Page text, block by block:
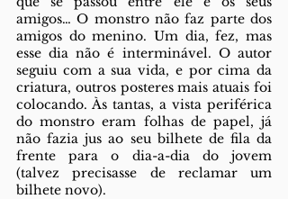
amigos… O monstro não faz parte dos
amigos do menino. Um dia, fez, mas
esse dia não é interminável. O autor
seguiu com a sua vida, e por cima da
criatura, outros posteres mais atuais foi
colocando. Às tantas, a vista periférica
do monstro eram folhas de papel, já
não fazia jus ao seu bilhete de fila da
frente para o dia-a-dia do jovem
(talvez precisasse de reclamar um
bilhete novo).